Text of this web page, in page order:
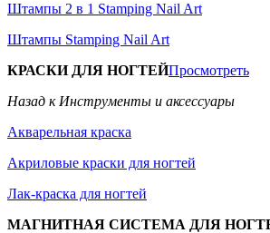
Штампы 2 в 1 Stamping Nail Art
Штампы Stamping Nail Art
КРАСКИ ДЛЯ НОГТЕЙПросмотреть
Назад к Инструменты и аксессуары
Акварельная краска
Акриловые краски для ногтей
Лак-краска для ногтей
МАГНИТНАЯ СИСТЕМА ДЛЯ